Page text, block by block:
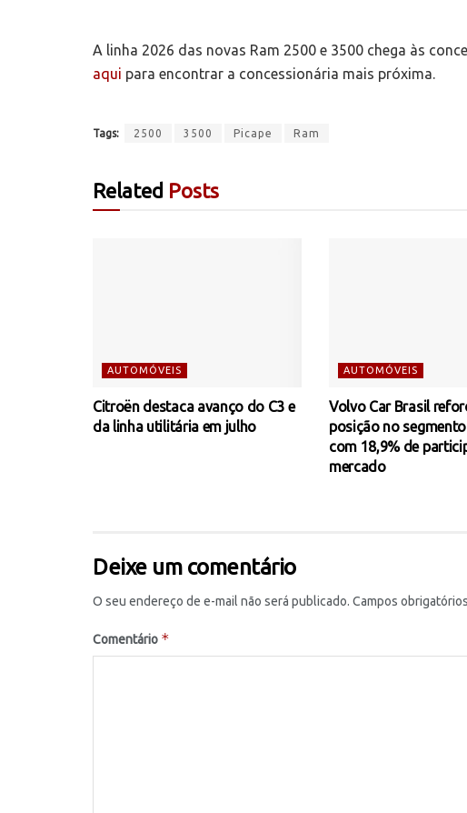
A linha 2026 das novas Ram 2500 e 3500 chega às
aqui para encontrar a concessionária mais próxima.
Tags: 2500 3500 Picape Ram
Related Posts
AUTOMÓVEIS
Citroën destaca avanço do C3 e
da linha utilitária em julho
AUTOMÓVEIS
Volvo Car Brasil
posição no
com 18,9% de
mercado
Deixe um comentário
O seu endereço de e-mail não será publicado. Campos
Comentário *